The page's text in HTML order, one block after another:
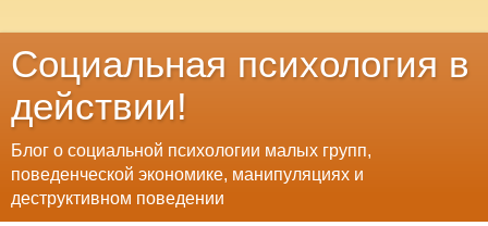
Социальная психология в
действии!
Блог о социальной психологии малых групп,
поведенческой экономике, манипуляциях и
деструктивном поведении